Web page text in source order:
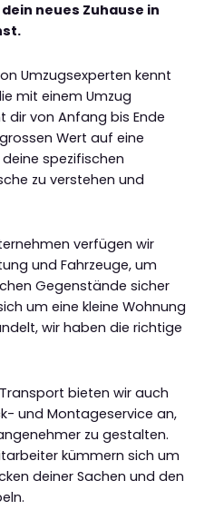
neues Zuhause in
Umzugsexperten kennt
mit einem Umzug
dir von Anfang bis Ende
Wert auf eine
spezifischen
zu verstehen und
verfügen wir
und Fahrzeuge, um
Gegenstände sicher
um eine kleine Wohnung
wir haben die richtige
bieten wir auch
und Montageservice an,
zu gestalten.
kümmern sich um
deiner Sachen und den